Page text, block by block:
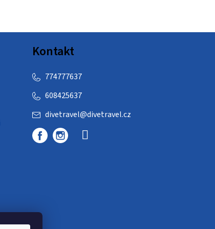
Kontakt
divetravel@divetravel.cz
608425637
774777637